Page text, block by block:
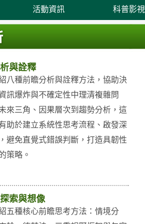
活動資訊 科普影視
與詮釋
八種前瞻分析與詮釋方法，協助決
訊爆炸與不確定性中理清複雜問
來三角、因果層次到趨勢分析，這
助於建立系統性思考流程、啟發深
避免直覺式錯誤判斷，打造具韌性
策略。
索與想像
五種核心前瞻思考方法：情境分